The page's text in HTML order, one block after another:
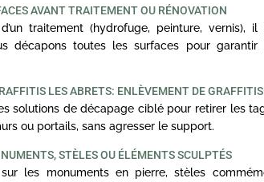
AVANT TRAITEMENT OU RÉNOVATION
traitement (hydrofuge, peinture, vernis),
décapons toutes les surfaces pour garantir
LES ABRETS: ENLÈVEMENT DE
solutions de décapage ciblé pour retirer les
ou portails, sans agresser le support.
STÈLES OU ÉLÉMENTS SCULPTÉS
les monuments en pierre, stèles